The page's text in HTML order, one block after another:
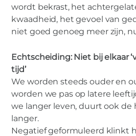
wordt bekrast, het
kwaadheid, het gevoel van
niet goed genoeg meer zijn,
Echtscheiding: Niet bij elkaar
tijd’
We worden steeds ouder en
worden we pas op latere
we langer leven, duurt ook de
langer.
Negatief geformuleerd klinkt